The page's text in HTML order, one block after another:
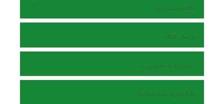
اطلاعات نشریه
ارسال مقاله
اعضای هیات تحریریه
بانک ها و نمایه نامه ها